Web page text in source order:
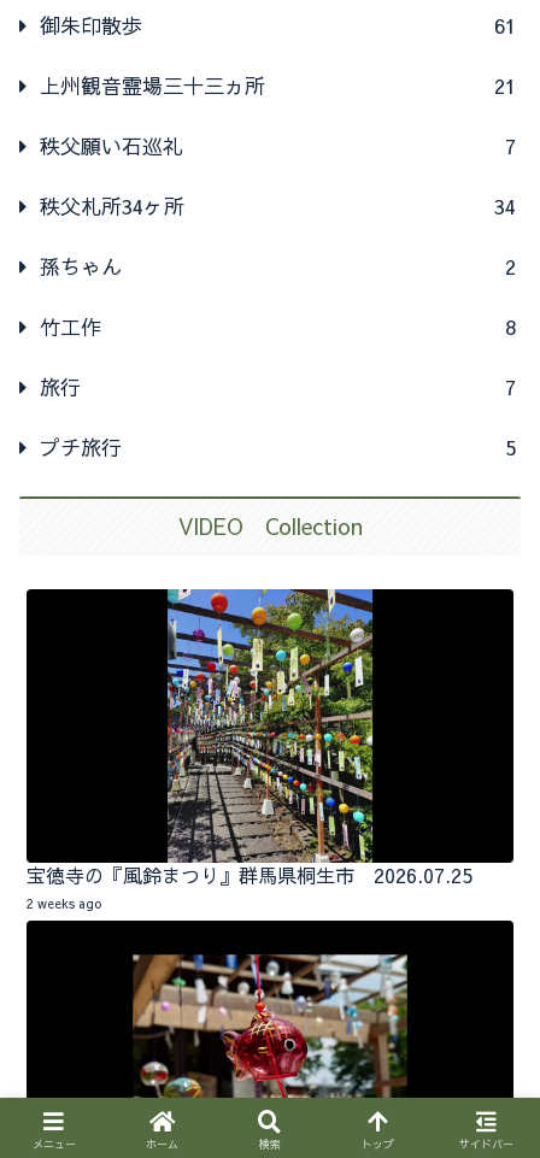
御朱印散歩 61
上州観音霊場三十三ヵ所 21
秩父願い石巡礼 7
秩父札所34ヶ所 34
孫ちゃん 2
竹工作 8
旅行 7
プチ旅行 5
VIDEO Collection
宝徳寺の『風鈴まつり』群馬県桐生市 2026.07.25
2 weeks ago
メニュー ホーム 検索 トップ サイドバー